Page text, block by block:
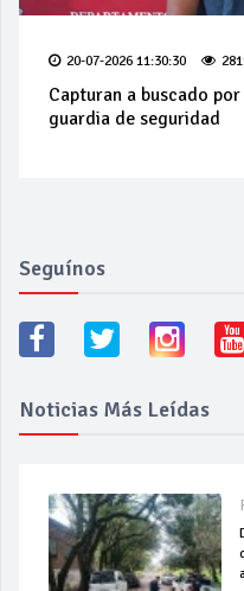
20-07-2026 11:30:30
Capturan a buscado
guardia de seguridad
Seguínos
Noticias Más Leídas